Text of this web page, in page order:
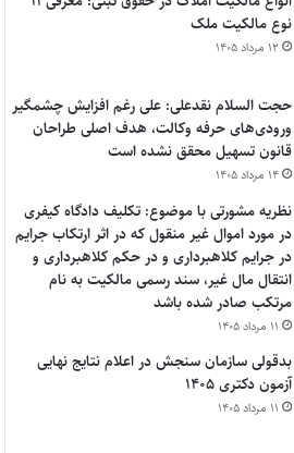
نوع مالکیت ملک
۱۲ مرداد ۱۴۰۵
حجت السلام نقدعلی: علی رغم افزایش چشمگیر
ورودی‌های حرفه وکالت، هدف اصلی طراحان
قانون تسهیل محقق نشده است
۱۴ مرداد ۱۴۰۵
نظریه مشورتی با موضوع: تکلیف دادگاه کیفری
در مورد اموال غیر منقول که در اثر ارتکاب جرایم
در جرایم کلاهبرداری و در حکم کلاهبرداری و
انتقال مال غیر، سند رسمی مالکیت به نام
مرتکب صادر شده باشد
۱۱ مرداد ۱۴۰۵
بدقولی سازمان سنجش در اعلام نتایج نهایی
آزمون دکتری ۱۴۰۵
۱۱ مرداد ۱۴۰۵